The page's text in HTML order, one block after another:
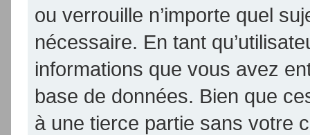
ou verrouille n’importe quel
nécessaire. En tant
informations que vous avez
base de données. Bien que
à une tierce partie sans votre